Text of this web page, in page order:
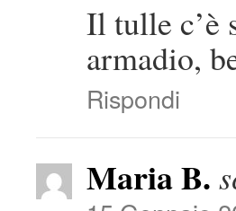
Il tulle c’è
armadio,
Rispondi
Maria B.